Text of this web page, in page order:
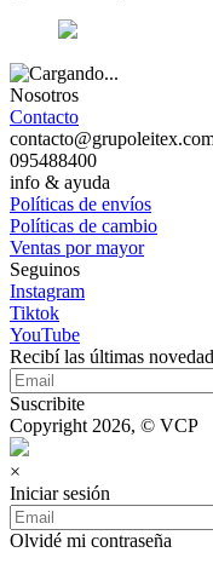
Nosotros
Contacto
095488400
info & ayuda
Políticas de envíos
Políticas de cambio
Ventas por mayor
Seguinos
Instagram
Tiktok
YouTube
Recibí las últimas
Suscribite
Copyright 2026, © VCP
×
Iniciar sesión
Olvidé mi contraseña